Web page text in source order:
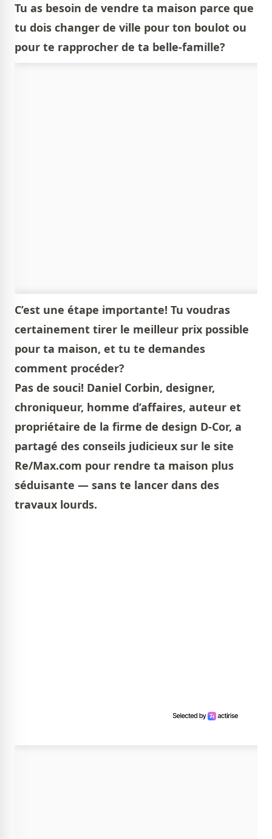
Tu as besoin de vendre ta maison parce que
tu dois changer de ville pour ton boulot ou
pour te rapprocher de ta belle-famille?
C’est une étape importante! Tu voudras
certainement tirer le meilleur prix possible
pour ta maison, et tu te demandes
comment procéder?
Pas de souci! Daniel Corbin, designer,
chroniqueur, homme d’affaires, auteur et
propriétaire de la firme de design D-Cor, a
partagé des conseils judicieux sur le site
Re/Max.com pour rendre ta maison plus
séduisante — sans te lancer dans des
travaux lourds.